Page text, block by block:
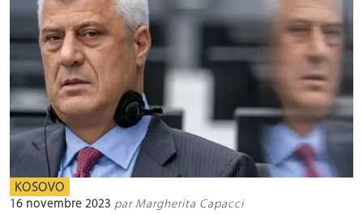
KOSOVO
16 novembre 2023 par Margherita Capacci